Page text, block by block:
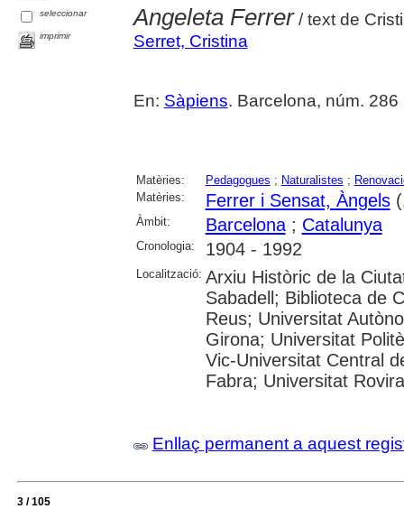
seleccionar
imprimir
Angeleta Ferrer/ text de
Serret, Cristina
En: Sàpiens. Barcelona, núm.
Matèries: Pedagogues ; Naturalistes ;
Matèries:
Ferrer i Sensat, Àngels
Àmbit: Barcelona; Catalunya
Cronologia: 1904 - 1992
Localització: Arxiu Històric de la
Sabadell; Biblioteca de
Reus; Universitat
Girona; Universitat
Vic-Universitat Central
Fabra; Universitat
Enllaç permanent a aquest
3 / 105